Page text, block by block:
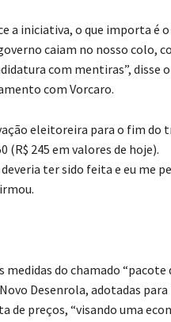
a iniciativa, o que importa é
caiam no nosso colo,
com mentiras”, disse
com Vorcaro.
eleitoreira para o fim do
(R$ 245 em valores de hoje).
deveria ter sido feita e eu me
do chamado “pacote
Desenrola, adotadas
de preços, “visando uma